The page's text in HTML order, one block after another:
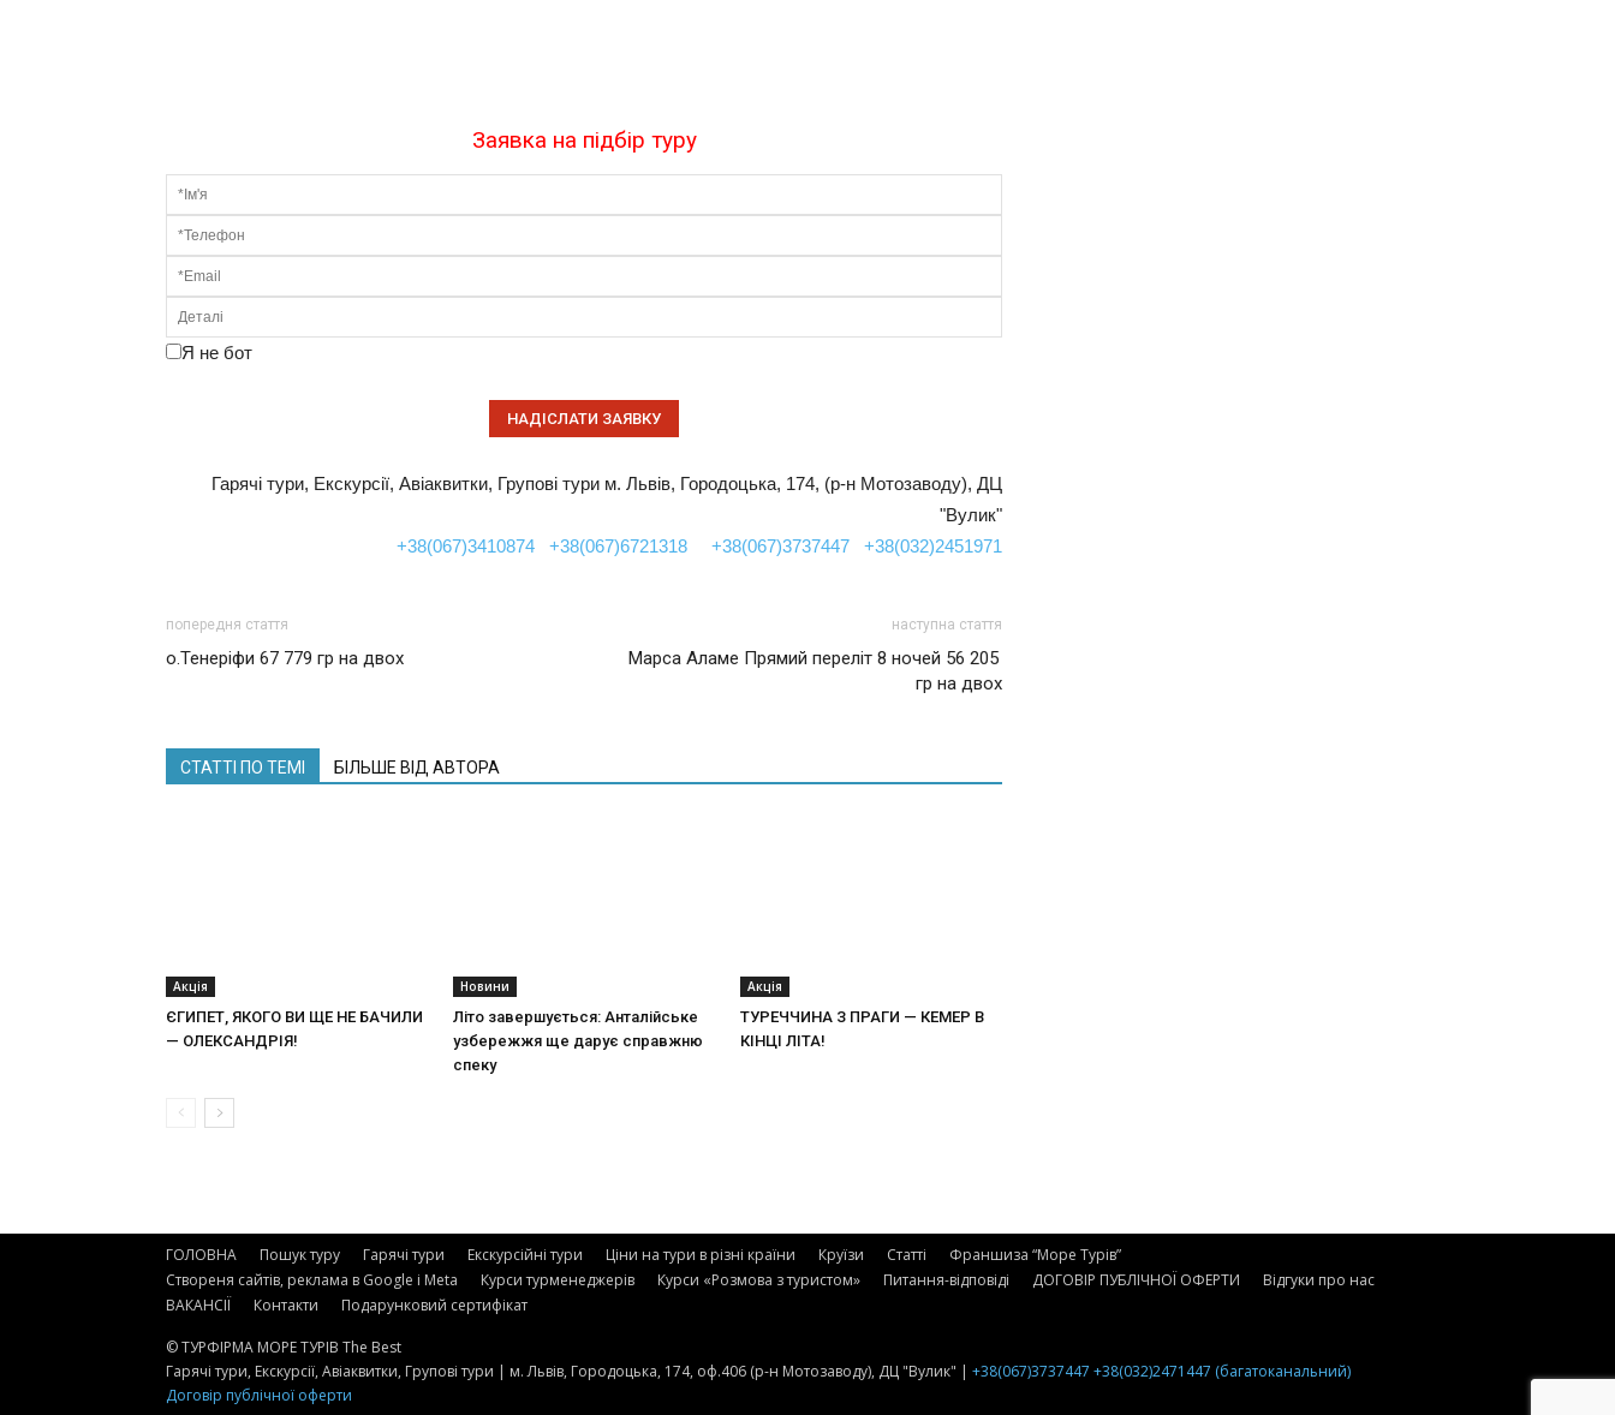
Заявка на підбір туру
Я не бот
Гарячі тури, Екскурсії, Авіаквитки, Групові тури м. Львів, Городоцька, 174, (р-н Мотозаводу), ДЦ
"Вулик"
+38(067)3410874
+38(067)6721318 +38(067)3737447 +38(032)2451971
попередня стаття
о.Тенеріфи 67 779 гр на двох
наступна стаття
Марса Аламе Прямий переліт 8 ночей 56 205
гр на двох
СТАТТІ ПО ТЕМІ БІЛЬШЕ ВІД АВТОРА
Акція
ЄГИПЕТ, ЯКОГО ВИ ЩЕ НЕ БАЧИЛИ
— ОЛЕКСАНДРІЯ!
Новини
Літо завершується: Анталійське
узбережжя ще дарує справжню
спеку
Акція
ТУРЕЧЧИНА З ПРАГИ — КЕМЕР В
КІНЦІ ЛІТА!
ГОЛОВНА Пошук туру Гарячі тури Екскурсійні тури Ціни на тури в різні країни Круїзи Статті
Франшиза “Море Турів”
Створеня сайтів, реклама в Google і Meta
Курси турменеджерів Курси «Розмова з туристом» Питання-відповіді ДОГОВІР ПУБЛІЧНОЇ ОФЕРТИ
Відгуки про нас
ВАКАНСІЇ
Контакти Подарунковий сертифікат
© ТУРФІРМА МОРЕ ТУРІВ The Best
Гарячі тури, Екскурсії, Авіаквитки, Групові тури | м. Львів, Городоцька, 174, оф.406 (р-н Мотозаводу), ДЦ "Вулик" | +38(067)3737447 +38(032)2471447 (багатоканальний)
Договір публічної оферти